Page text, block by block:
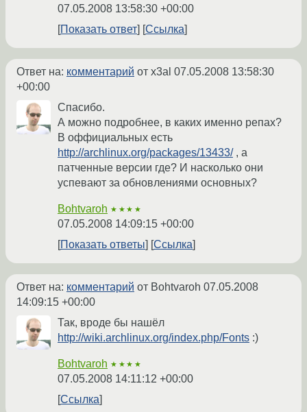
07.05.2008 13:58:30 +00:00
Показать ответ
Ссылка
Ответ на: комментарий от x3al 07.05.2008 13:58:30
+00:00
Спасибо.
А можно подробнее, в каких именно репах?
В оффициальных есть
http://archlinux.org/packages/13433/, а
патченные версии где? И насколько они
успевают за обновлениями основных?
Bohtvaroh ★★★★
07.05.2008 14:09:15 +00:00
Показать ответы
Ссылка
Ответ на: комментарий от Bohtvaroh 07.05.2008
14:09:15 +00:00
Так, вроде бы нашёл
http://wiki.archlinux.org/index.php/Fonts :)
Bohtvaroh ★★★★
07.05.2008 14:11:12 +00:00
Ссылка